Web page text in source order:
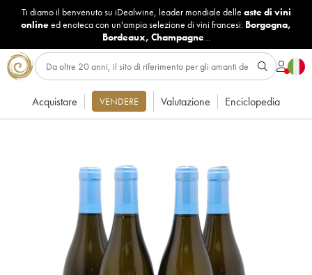
Ti diamo il benvenuto su iDealwine, leader mondiale delle aste di vini
onlineed enoteca con un'ampia selezione di vini francesi: Borgogna,
Bordeaux, Champagne...
Acquistare VENDERE Valutazione Enciclopedia